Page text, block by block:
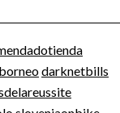
darknetbills